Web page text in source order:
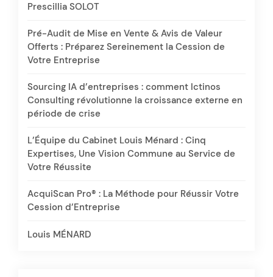
Prescillia SOLOT
Pré-Audit de Mise en Vente & Avis de Valeur
Offerts : Préparez Sereinement la Cession de
Votre Entreprise
Sourcing IA d’entreprises : comment Ictinos
Consulting révolutionne la croissance externe en
période de crise
L’Équipe du Cabinet Louis Ménard : Cinq
Expertises, Une Vision Commune au Service de
Votre Réussite
AcquiScan Pro® : La Méthode pour Réussir Votre
Cession d’Entreprise
Louis MÉNARD